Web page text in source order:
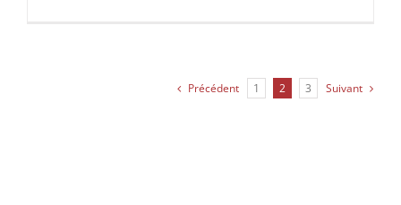
édition
Précédent 1 2 3 Suivant